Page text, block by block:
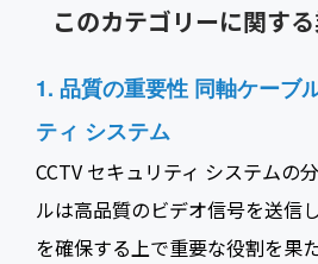
このカテゴリーに関す
1. 品質の重要性 同軸ケーブ
ティ システム
CCTV セキュリティ システムの
ルは高品質のビデオ信号を送信
を確保する上で重要な役割を果